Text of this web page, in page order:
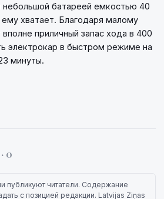
небольшой батареей емкостью 40
хватает. Благодаря малому
приличный запас хода в 400
электрокар в быстром режиме на
минуты.
· 0
публикуют читатели. Содержание
с позицией редакции. Latvijas Ziņas